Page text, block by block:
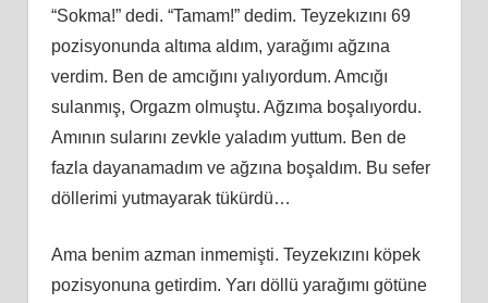
“Sokma!” dedi. “Tamam!” dedim. Teyzekızını 69
pozisyonunda altıma aldım, yarağımı ağzına
verdim. Ben de amcığını yalıyordum. Amcığı
sulanmış, Orgazm olmuştu. Ağzıma boşalıyordu.
Amının sularını zevkle yaladım yuttum. Ben de
fazla dayanamadım ve ağzına boşaldım. Bu sefer
döllerimi yutmayarak tükürdü…
Ama benim azman inmemişti. Teyzekızını köpek
pozisyonuna getirdim. Yarı döllü yarağımı götüne